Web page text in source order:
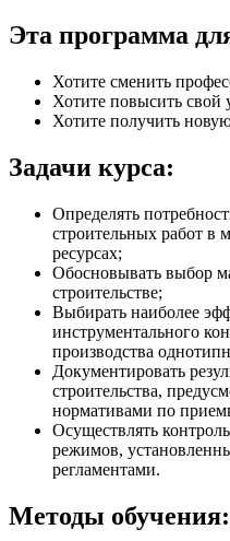
Эта программа
Хотите сменить
Хотите повысить свой
Хотите получить
Задачи курса:
Определять
строительных работ в
ресурсах;
Обосновывать выбор
строительстве;
Выбирать наиболее
инструментального
производства
Документировать
строительства,
нормативами по
Осуществлять
режимов,
регламентами.
Методы обучения: